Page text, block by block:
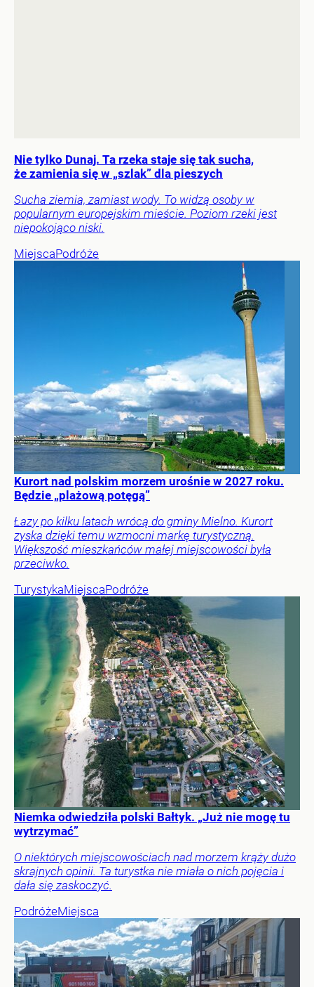
Nie tylko Dunaj. Ta rzeka staje się tak sucha,
że zamienia się w „szlak” dla pieszych
Sucha ziemia, zamiast wody. To widzą osoby w
popularnym europejskim mieście. Poziom rzeki jest
niepokojąco niski.
MiejscaPodróże
Kurort nad polskim morzem urośnie w 2027 roku.
Będzie „plażową potęgą”
Łazy po kilku latach wrócą do gminy Mielno. Kurort
zyska dzięki temu wzmocni markę turystyczną.
Większość mieszkańców małej miejscowości była
przeciwko.
TurystykaMiejscaPodróże
Niemka odwiedziła polski Bałtyk. „Już nie mogę tu
wytrzymać”
O niektórych miejscowościach nad morzem krąży dużo
skrajnych opinii. Ta turystka nie miała o nich pojęcia i
dała się zaskoczyć.
PodróżeMiejsca